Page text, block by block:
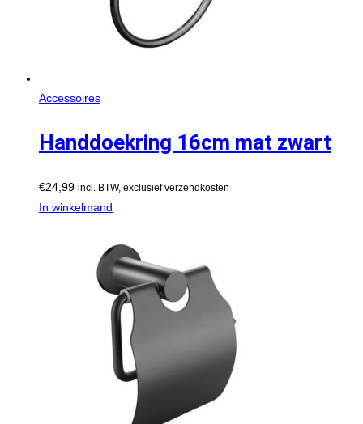
Accessoires
Handdoekring 16cm mat zwart
€24,99 incl. BTW, exclusief verzendkosten
In winkelmand